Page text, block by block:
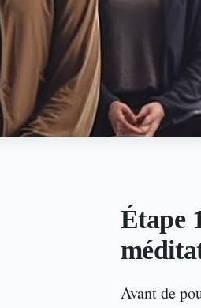
Étape
Avant de